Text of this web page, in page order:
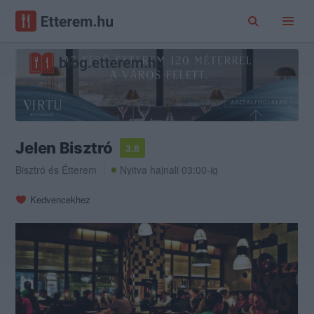
Jelen Bisztró
3.8
Bisztró és Étterem Nyitva hajnali 03:00-ig
Kedvencekhez